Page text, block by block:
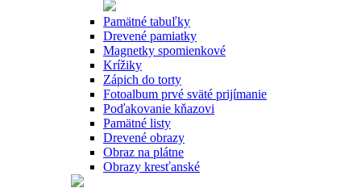
Pamätné tabuľky
Drevené pamiatky
Magnetky spomienkové
Krížiky
Zápich do torty
Fotoalbum prvé sväté prijímanie
Poďakovanie kňazovi
Pamätné listy
Drevené obrazy
Obraz na plátne
Obrazy kresťanské